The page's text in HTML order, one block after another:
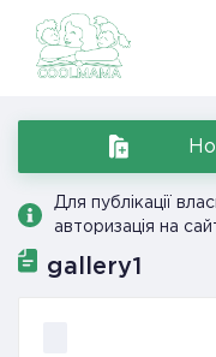
Для публікації
авторизація на
gallery1